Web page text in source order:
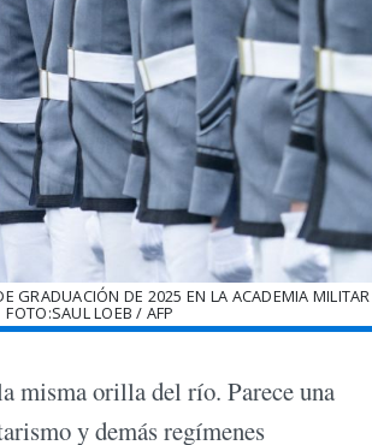
GRADUACIÓN DE 2025 EN LA ACADEMIA MILITAR
LOEB / AFP
misma orilla del río. Parece una
y demás regímenes